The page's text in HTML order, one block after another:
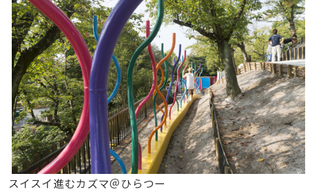
スイスイ進むカズマ＠ひらつー